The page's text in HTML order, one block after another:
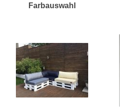
Farbauswahl